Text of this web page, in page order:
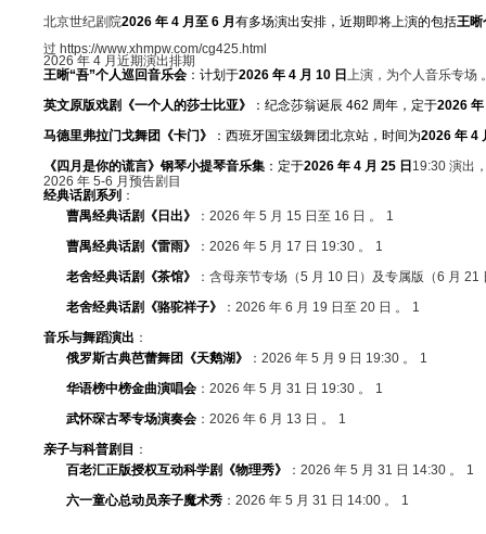
北京世纪剧院2026 年 4 月至 6 月 有多场演出安排，近期即将上演的包括王晰
过 https://www.xhmpw.com/cg425.html
2026 年 4 月近期演出排期
王晰“吾”个人巡回音乐会 ：计划于2026 年 4 月 10 日 上演，为个人音乐专场
英文原版戏剧 《一个人的莎士比亚》 ：纪念莎翁诞辰 462 周年，定于2026
马德里弗拉门戈舞团 《卡门》 ：西班牙国宝级舞团北京站，时间为2026 年 4
《四月是你的谎言》 钢琴小提琴音乐集 ：定于2026 年 4 月 25 日 19:30 演出
2026 年 5-6 月预告剧目
经典话剧系列 ：
曹禺经典话剧 《日出》 ：2026 年 5 月 15 日至 16 日 。‌‌
1
曹禺经典话剧 《雷雨》 ：2026 年 5 月 17 日 19:30 。‌‌
1
老舍经典话剧 《茶馆》
：含母亲节专场（5 月 10 日）及专属版（6 月 21
老舍经典话剧 《骆驼祥子》 ：2026 年 6 月 19 日至 20 日 。‌‌
1
音乐与舞蹈演出 ：
俄罗斯古典芭蕾舞团 《天鹅湖》 ：2026 年 5 月 9 日 19:30 。‌‌
1
华语榜中榜金曲演唱会 ：2026 年 5 月 31 日 19:30 。‌‌
1
武怀琛古琴专场演奏会 ：2026 年 6 月 13 日 。‌‌
1
亲子与科普剧目 ：
百老汇正版授权互动科学剧 《物理秀》 ：2026 年 5 月 31 日 14:30 。‌‌
1
六一童心总动员亲子魔术秀 ：2026 年 5 月 31 日 14:00 。‌‌ 1